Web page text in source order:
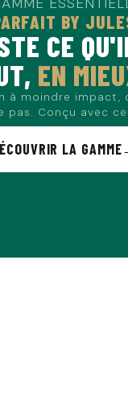
BY
CE
EN
à moindre impact,
pas. Conçu avec
LA GAMME